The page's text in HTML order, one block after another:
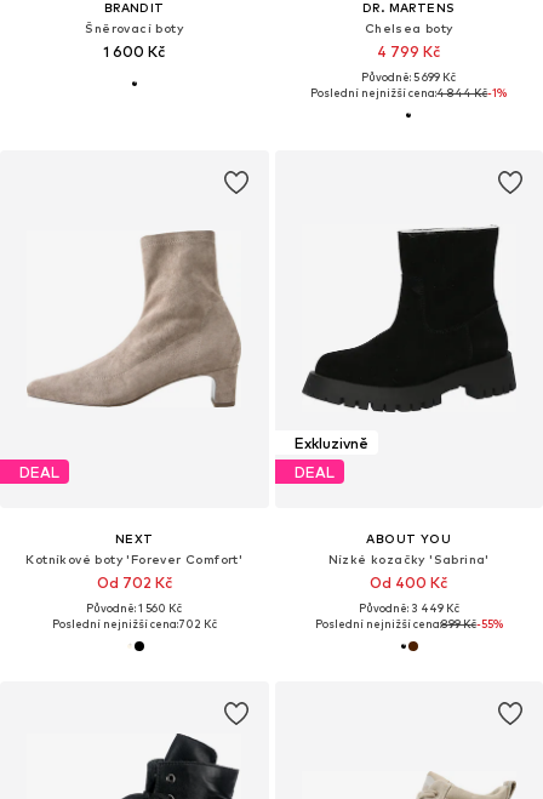
BRANDIT
Šněrovací boty
1 600 Kč
DR. MARTENS
Chelsea boty
4 799 Kč
Původně: 5 699 Kč
Poslední nejnižší cena:4 844 Kč-1%
DEAL
NEXT
Kotníkové boty 'Forever Comfort'
Od 702 Kč
Původně: 1 560 Kč
Poslední nejnižší cena:702 Kč
Exkluzivně
DEAL
ABOUT YOU
Nízké kozačky 'Sabrina'
Od 400 Kč
Původně: 3 449 Kč
Poslední nejnižší cena:899 Kč-55%